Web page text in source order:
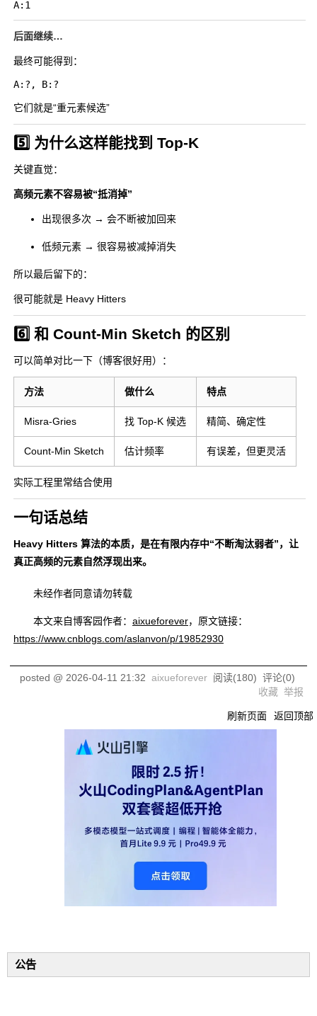
后面继续…
最终可能得到：
它们就是“重元素候选”
5️⃣ 为什么这样能找到 Top-K
关键直觉：
高频元素不容易被“抵消掉”
出现很多次 → 会不断被加回来
低频元素 → 很容易被减掉消失
所以最后留下的：
很可能就是 Heavy Hitters
6️⃣ 和 Count-Min Sketch 的区别
可以简单对比一下（博客很好用）：
方法 做什么 特点
Misra-Gries 找 Top-K 候选 精简、确定性
Count-Min Sketch 估计频率 有误差，但更灵活
实际工程里常结合使用
一句话总结
Heavy Hitters 算法的本质，是在有限内存中“不断淘汰弱者”，让
真正高频的元素自然浮现出来。
未经作者同意请勿转载
本文来自博客园作者： aixueforever，原文链接：
https://www.cnblogs.com/aslanvon/p/19852930
posted @ 2026-04-11 21:32 aixueforever 阅读(180) 评论(0)
收藏 举报
刷新页面 返回顶部
公告